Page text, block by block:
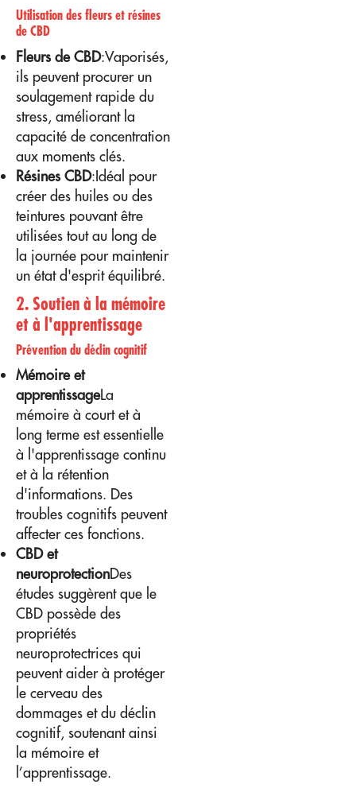
Utilisation des fleurs et résines
de CBD
Fleurs de CBD:Vaporisés,
ils peuvent procurer un
soulagement rapide du
stress, améliorant la
capacité de concentration
aux moments clés.
Résines CBD:Idéal pour
créer des huiles ou des
teintures pouvant être
utilisées tout au long de
la journée pour maintenir
un état d'esprit équilibré.
2. Soutien à la mémoire
et à l'apprentissage
Prévention du déclin cognitif
Mémoire et
apprentissageLa
mémoire à court et à
long terme est essentielle
à l'apprentissage continu
et à la rétention
d'informations. Des
troubles cognitifs peuvent
affecter ces fonctions.
CBD et
neuroprotectionDes
études suggèrent que le
CBD possède des
propriétés
neuroprotectrices qui
peuvent aider à protéger
le cerveau des
dommages et du déclin
cognitif, soutenant ainsi
la mémoire et
l’apprentissage.